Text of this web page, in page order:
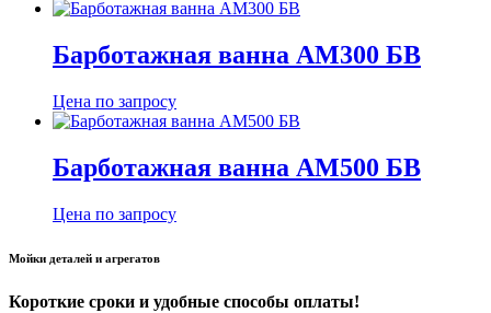
Барботажная ванна АМ300 БВ
Цена по запросу
Барботажная ванна АМ500 БВ
Цена по запросу
Мойки деталей и агрегатов
Короткие сроки и удобные способы оплаты!